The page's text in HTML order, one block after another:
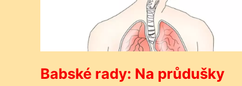
Babské rady: Na průdušky